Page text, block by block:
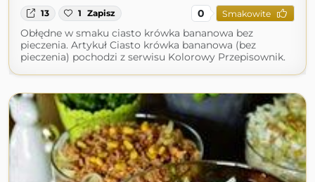
13 1 Zapisz 0 Smakowite
Obłędne w smaku ciasto krówka bananowa bez
pieczenia. Artykuł Ciasto krówka bananowa (bez
pieczenia) pochodzi z serwisu Kolorowy Przepisownik.